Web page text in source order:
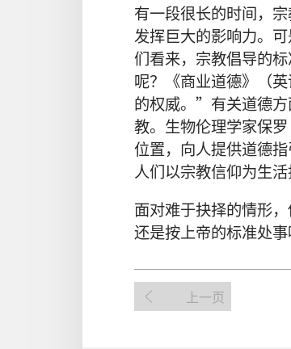
有一段很长的时间，
发挥巨大的影响力。
们看来，宗教倡导的
呢？《商业道德》（
的权威。”有关道德方
教。生物伦理学家保
位置，向人提供道德
人们以宗教信仰为生
面对难于抉择的情形
还是按上帝的标准处事
上一页